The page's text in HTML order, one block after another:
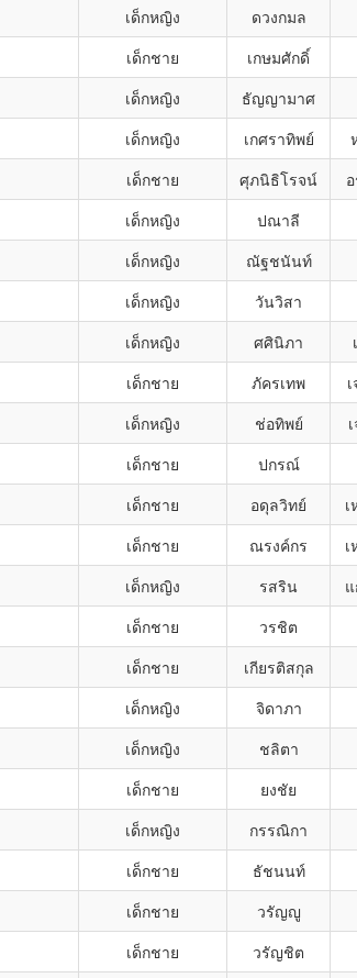
เด็กหญิง ดวงกมล
เด็กชาย เกษมศักดิ์
เด็กหญิง ธัญญามาศ
เด็กหญิง เกศราทิพย์
เด็กชาย ศุภนิธิโรจน์
เด็กหญิง ปณาลี
เด็กหญิง ณัฐชนันท์
เด็กหญิง วันวิสา
เด็กหญิง ศศินิภา
เด็กชาย ภัครเทพ
เด็กหญิง ช่อทิพย์
เด็กชาย ปกรณ์
เด็กชาย อดุลวิทย์
เด็กชาย ณรงค์กร
เด็กหญิง รสริน
เด็กชาย วรชิต
เด็กชาย เกียรติสกุล
เด็กหญิง จิดาภา
เด็กหญิง ชลิตา
เด็กชาย ยงชัย
เด็กหญิง กรรณิกา
เด็กชาย ธัชนนท์
เด็กชาย วรัญญู
เด็กชาย วรัญชิต